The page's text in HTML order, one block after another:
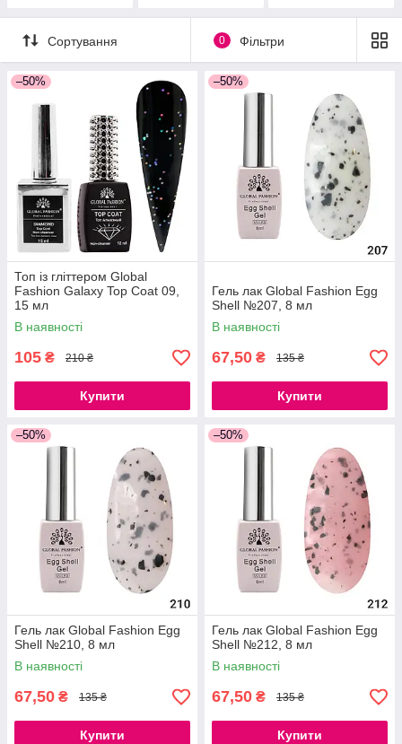
Сортування 0 Фільтри
–50%
Топ із гліттером Global
Fashion Galaxy Top Coat 09,
15 мл
В наявності
105 ₴ 210 ₴
Купити
–50%
Гель лак Global Fashion Egg
Shell №207, 8 мл
В наявності
67,50 ₴ 135 ₴
Купити
–50%
Гель лак Global Fashion Egg
Shell №210, 8 мл
В наявності
67,50 ₴ 135 ₴
Купити
–50%
Гель лак Global Fashion Egg
Shell №212, 8 мл
В наявності
67,50 ₴ 135 ₴
Купити